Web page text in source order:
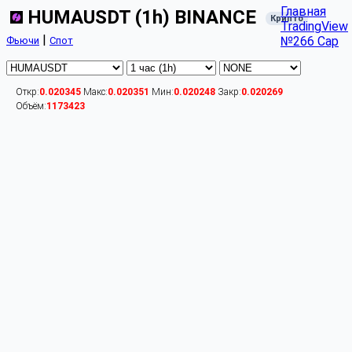
HUMAUSDT (1h) BINANCE Крипто
Фьючи | Спот
Главная
TradingView
№266 Cap
Откр:0.020345 Макс:0.020351 Мин:0.020248 Закр:0.020269
Объём:1173423